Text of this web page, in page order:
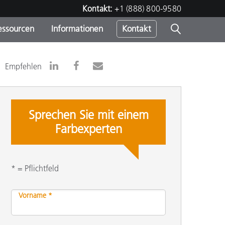
Kontakt: +1 (888) 800-9580
Informationen Kontakt
Empfehlen
Sprechen Sie mit einem
Farbexperten
* = Pflichtfeld
Vorname *